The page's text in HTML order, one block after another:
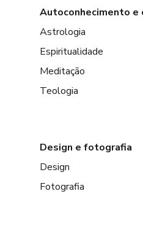
Autoconhecimento
Astrologia
Espiritualidade
Meditação
Teologia
Design e fotografia
Design
Fotografia